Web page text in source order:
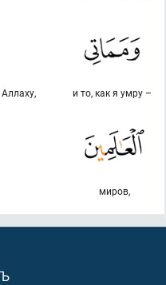
и то, как я умру –
миров,